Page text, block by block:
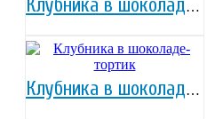
Клубника в шоколаде-25 шт.
Клубника в шоколаде-тортик